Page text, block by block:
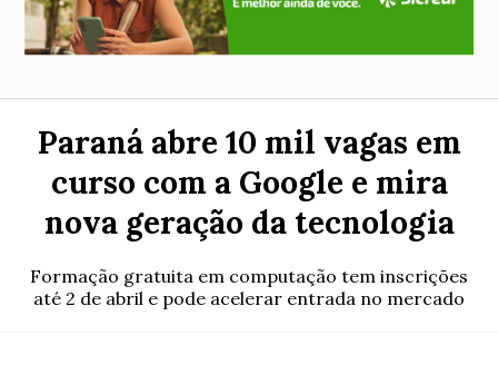
Paraná abre 10 mil vagas em
curso com a Google e mira
nova geração da tecnologia
Formação gratuita em computação tem inscrições
até 2 de abril e pode acelerar entrada no mercado